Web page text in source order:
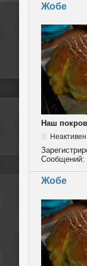
Жобе
Наш
Неактивен
Сообщений:
Жобе